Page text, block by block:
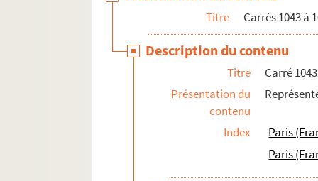
Carré 1062
, 11e, 12 et 13e
Carrés 1083 à 1102. 11eet 12e
Titre Carrés 1043 à
Description du contenu
Titre
Carré 1043
Présentation du
contenu
Index
Paris
Paris